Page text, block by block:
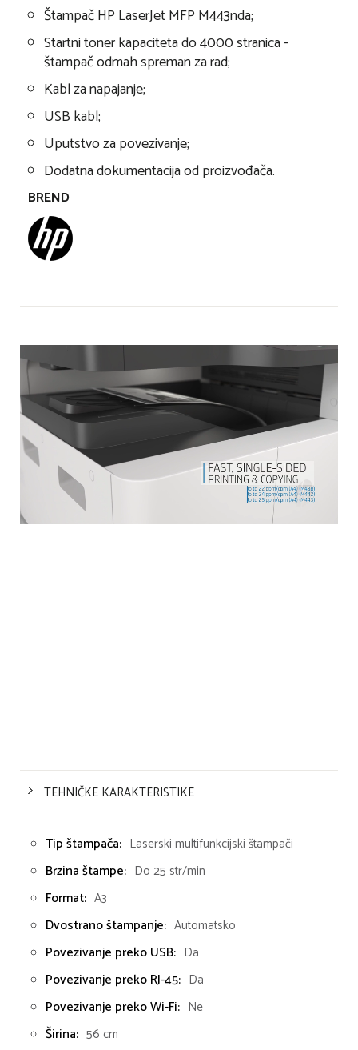
Štampač HP LaserJet MFP M443nda;
Startni toner kapaciteta do 4000 stranica -
štampač odmah spreman za rad;
Kabl za napajanje;
USB kabl;
Uputstvo za povezivanje;
Dodatna dokumentacija od proizvođača.
BREND
TEHNIČKE KARAKTERISTIKE
Tip štampača: Laserski multifunkcijski štampači
Brzina štampe: Do 25 str/min
Format: A3
Dvostrano štampanje: Automatsko
Povezivanje preko USB: Da
Povezivanje preko RJ-45: Da
Povezivanje preko Wi-Fi: Ne
Širina: 56 cm